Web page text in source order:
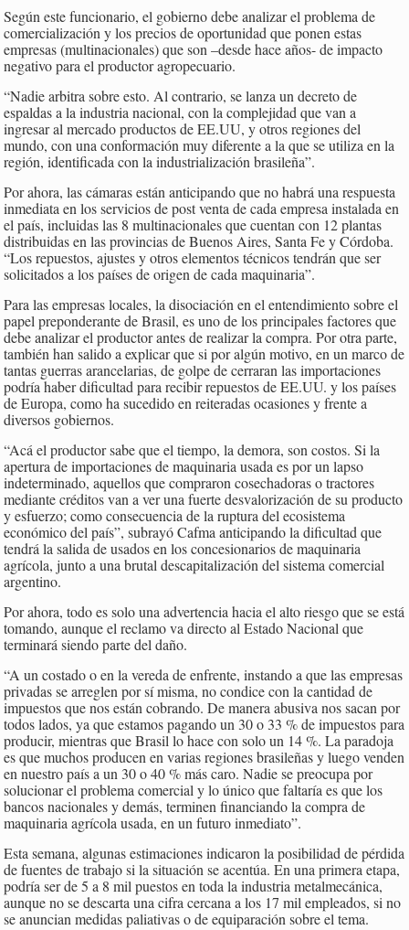
Según este funcionario, el gobierno debe analizar el problema de
comercialización y los precios de oportunidad que ponen estas
empresas (multinacionales) que son –desde hace años- de impacto
negativo para el productor agropecuario.
“Nadie arbitra sobre esto. Al contrario, se lanza un decreto de
espaldas a la industria nacional, con la complejidad que van a
ingresar al mercado productos de EE.UU, y otros regiones del
mundo, con una conformación muy diferente a la que se utiliza en la
región, identificada con la industrialización brasileña”.
Por ahora, las cámaras están anticipando que no habrá una respuesta
inmediata en los servicios de post venta de cada empresa instalada en
el país, incluidas las 8 multinacionales que cuentan con 12 plantas
distribuidas en las provincias de Buenos Aires, Santa Fe y Córdoba.
“Los repuestos, ajustes y otros elementos técnicos tendrán que ser
solicitados a los países de origen de cada maquinaria”.
Para las empresas locales, la disociación en el entendimiento sobre el
papel preponderante de Brasil, es uno de los principales factores que
debe analizar el productor antes de realizar la compra. Por otra parte,
también han salido a explicar que si por algún motivo, en un marco de
tantas guerras arancelarias, de golpe de cerraran las importaciones
podría haber dificultad para recibir repuestos de EE.UU. y los países
de Europa, como ha sucedido en reiteradas ocasiones y frente a
diversos gobiernos.
“Acá el productor sabe que el tiempo, la demora, son costos. Si la
apertura de importaciones de maquinaria usada es por un lapso
indeterminado, aquellos que compraron cosechadoras o tractores
mediante créditos van a ver una fuerte desvalorización de su producto
y esfuerzo; como consecuencia de la ruptura del ecosistema
económico del país”, subrayó Cafma anticipando la dificultad que
tendrá la salida de usados en los concesionarios de maquinaria
agrícola, junto a una brutal descapitalización del sistema comercial
argentino.
Por ahora, todo es solo una advertencia hacia el alto riesgo que se está
tomando, aunque el reclamo va directo al Estado Nacional que
terminará siendo parte del daño.
“A un costado o en la vereda de enfrente, instando a que las empresas
privadas se arreglen por sí misma, no condice con la cantidad de
impuestos que nos están cobrando. De manera abusiva nos sacan por
todos lados, ya que estamos pagando un 30 o 33 % de impuestos para
producir, mientras que Brasil lo hace con solo un 14 %. La paradoja
es que muchos producen en varias regiones brasileñas y luego venden
en nuestro país a un 30 o 40 % más caro. Nadie se preocupa por
solucionar el problema comercial y lo único que faltaría es que los
bancos nacionales y demás, terminen financiando la compra de
maquinaria agrícola usada, en un futuro inmediato”.
Esta semana, algunas estimaciones indicaron la posibilidad de pérdida
de fuentes de trabajo si la situación se acentúa. En una primera etapa,
podría ser de 5 a 8 mil puestos en toda la industria metalmecánica,
aunque no se descarta una cifra cercana a los 17 mil empleados, si no
se anuncian medidas paliativas o de equiparación sobre el tema.